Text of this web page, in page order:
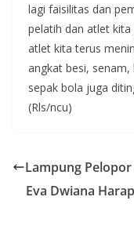
lagi faisilitas dan
pelatih dan atlet kita
atlet kita terus
angkat besi,
sepak bola juga
(Rls/ncu)
Lampung
Eva Dwiana